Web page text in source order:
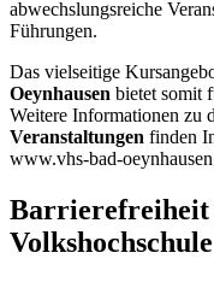
abwechslungsreiche
Führungen.
Das vielseitige
Oeynhausen bietet somit
Weitere Informationen zu
Veranstaltungen finden
www.vhs-bad-
Barrierefreiheit
Volkshochschule